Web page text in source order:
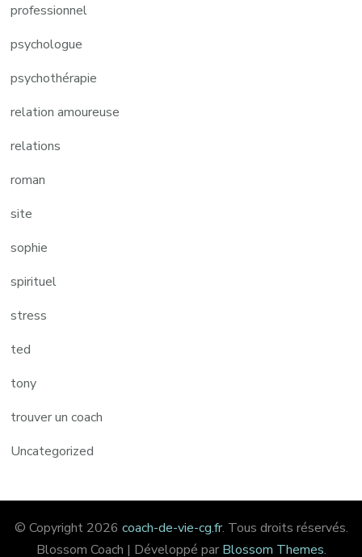
professionnel
psychologue
psychothérapie
relation amoureuse
relations
roman
site
sophie
spirituel
stress
ted
tony
trouver un coach
Uncategorized
© Copyright 2026 coach-de-vie-cg.fr. Tous droits réservés.
Blossom Coach | Développé par Blossom Themes.